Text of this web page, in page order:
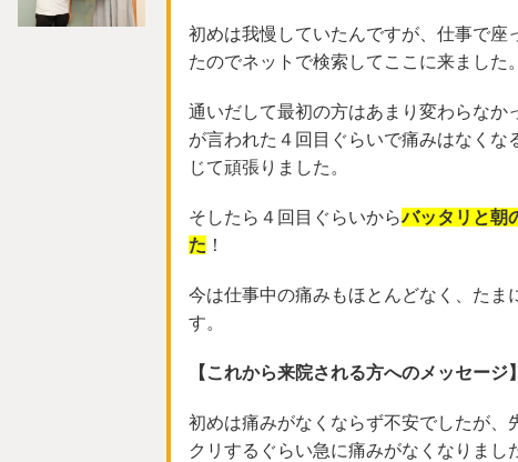
初めは我慢していたんですが、仕事で座
たのでネットで検索してここに来ました。
通いだして最初の方はあまり変わらなか
が言われた４回目ぐらいで痛みはなくな
じて頑張りました。
そしたら４回目ぐらいからバッタリと朝
た ！
今は仕事中の痛みもほとんどなく、たま
す。
【これから来院される方へのメッセージ】
初めは痛みがなくならず不安でしたが、
クリするぐらい急に痛みがなくなりまし